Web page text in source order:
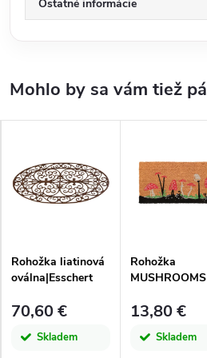
Ostatné informácie
Rohožka liatinová
oválna|Esschert
70,60 €
Skladem
Rohožka
MUSHROOMS
prírodná,
Esschert Design
13,80 €
Skladem